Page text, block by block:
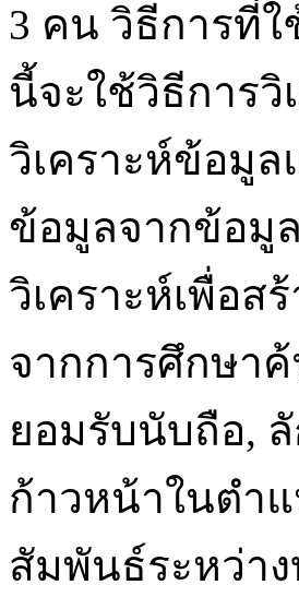
3 คน วิธีการที่
นี้จะใช้วิธีการ
วิเคราะห์ข้อมู
ข้อมูลจากข้อมู
วิเคราะห์เพื่อส
จากการศึกษา
ยอมรับนับถือ,
ก้าวหน้าในตำ
สัมพันธ์ระหว่า